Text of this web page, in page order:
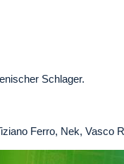
Schlager.
Ferro, Nek, Vasco